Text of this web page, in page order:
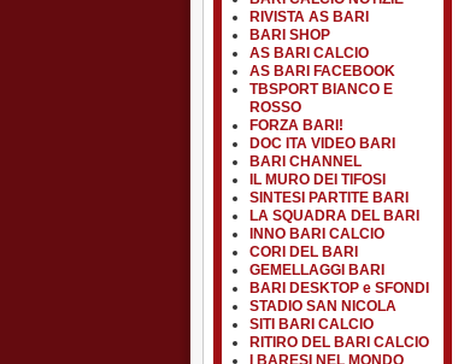
RIVISTA AS BARI
BARI SHOP
AS BARI CALCIO
AS BARI FACEBOOK
TBSPORT BIANCO E
ROSSO
FORZA BARI!
DOC ITA VIDEO BARI
BARI CHANNEL
IL MURO DEI TIFOSI
SINTESI PARTITE BARI
LA SQUADRA DEL BARI
INNO BARI CALCIO
CORI DEL BARI
GEMELLAGGI BARI
BARI DESKTOP e SFONDI
STADIO SAN NICOLA
SITI BARI CALCIO
RITIRO DEL BARI CALCIO
I BARESI NEL MONDO